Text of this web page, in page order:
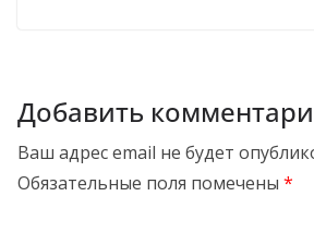
Добавить
Ваш адрес email не будет
Обязательные поля помечены *